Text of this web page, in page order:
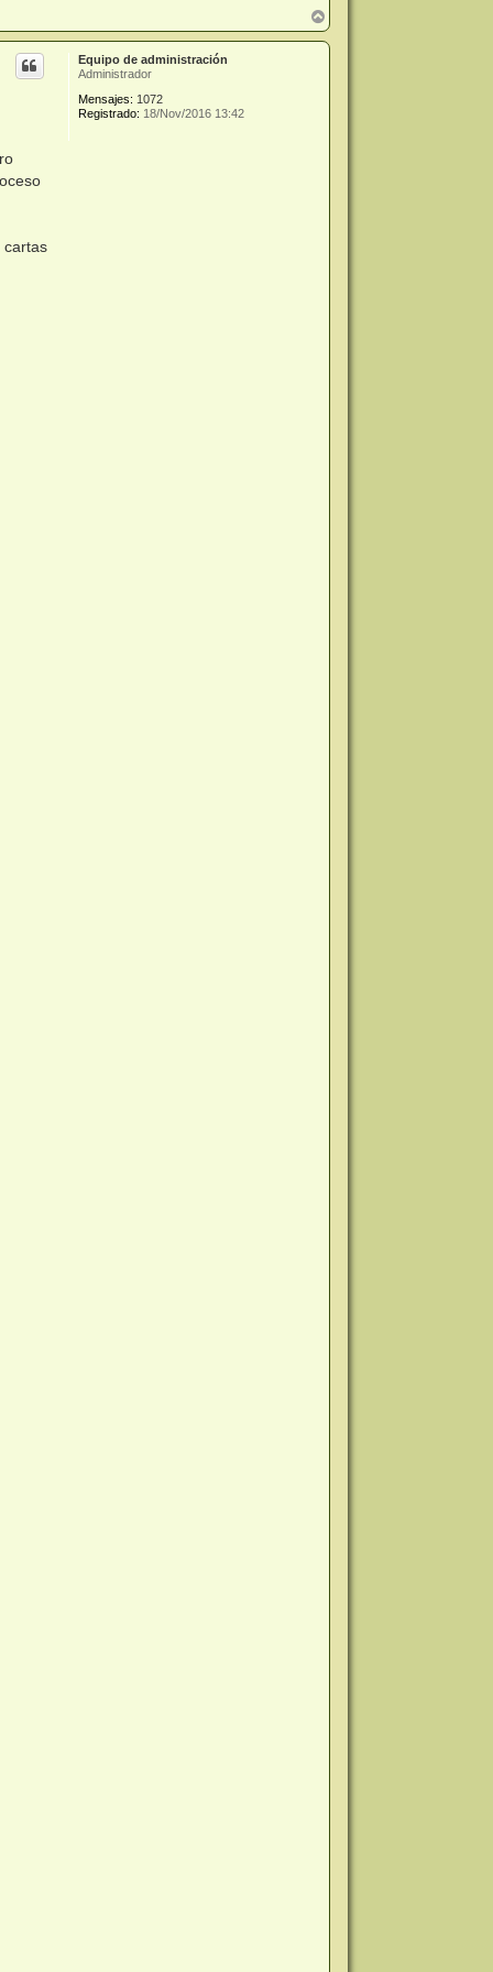
r
r
Equipo de administración
Administrador
Mensajes: 1072
Registrado: 18/Nov/2016 13:42
cartas